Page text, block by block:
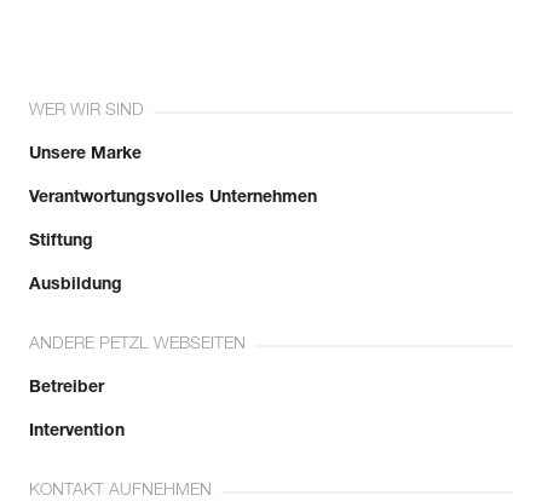
WER WIR SIND
Unsere Marke
Verantwortungsvolles Unternehmen
Stiftung
Ausbildung
ANDERE PETZL WEBSEITEN
Betreiber
Intervention
KONTAKT AUFNEHMEN